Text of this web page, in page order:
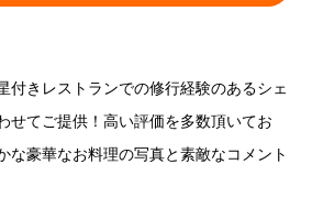
付きレストランでの修行経験のあるシェ
せてご提供！高い評価を多数頂いてお
な豪華なお料理の写真と素敵なコメント